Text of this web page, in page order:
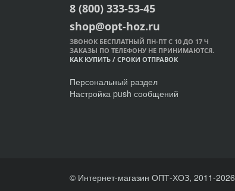
8 (800) 333-53-45
shop@opt-hoz.ru
ЗВОНОК БЕСПЛАТНЫЙ ПН-ПТ С 10 ДО 17 Ч
ЗАКАЗЫ ПО ТЕЛЕФОНУ НЕ ПРИНИМАЮТСЯ.
КАК КУПИТЬ / СРОКИ ОТПРАВОК
Персональный раздел
Настройка push сообщений
© Интернет-магазин ОПТ-ХОЗ, 2011-2026